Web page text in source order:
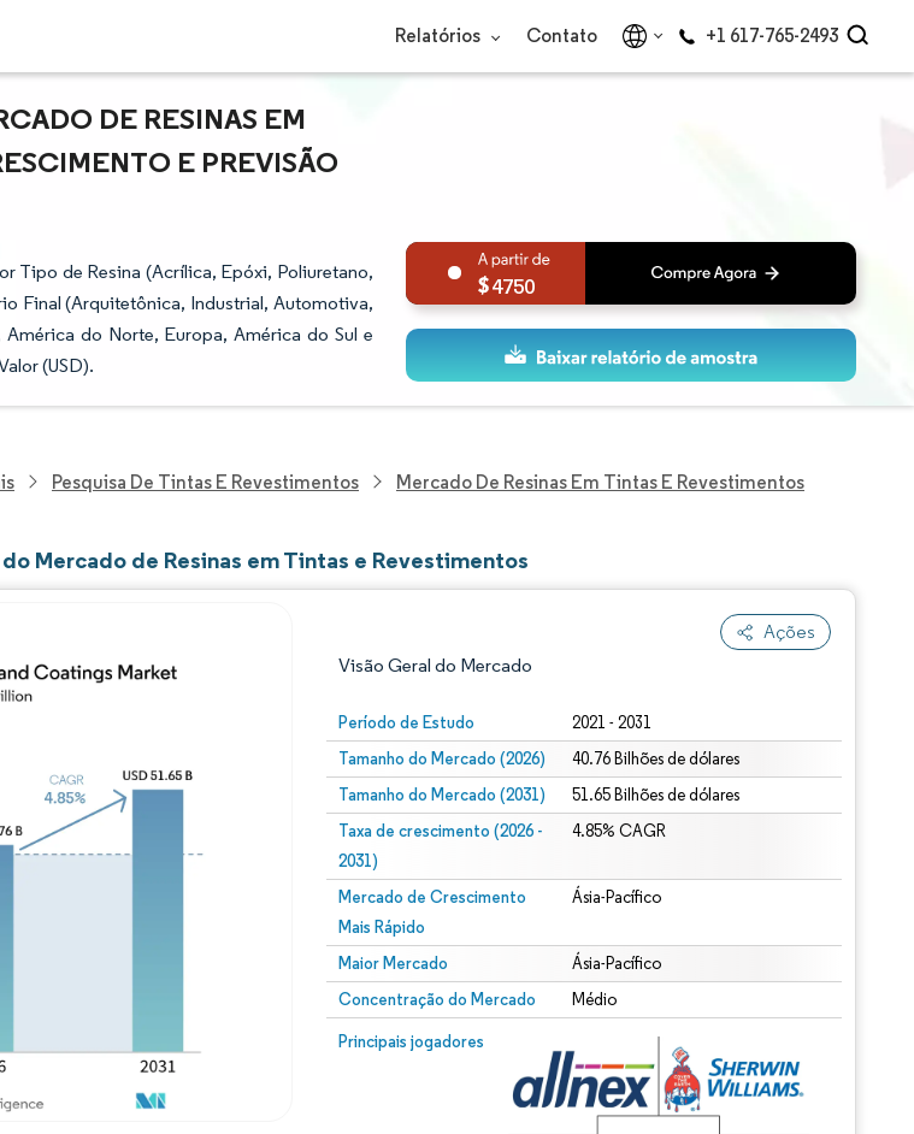
Relatórios Contato +1 617-765-2493
DE RESINAS EM
E PREVISÃO
Tipo de Resina (Acrílica, Epóxi, Poliuretano,
Final (Arquitetônica, Industrial, Automotiva,
do Norte, Europa, América do Sul e
(USD).
4750
Pesquisa De Tintas E Revestimentos Mercado De Resinas Em Tintas E Revestimentos
Mercado de Resinas em Tintas e Revestimentos
Ações
Visão Geral do Mercado
Período de Estudo 2021 - 2031
Tamanho do Mercado (2026) 40.76 Bilhões de dólares
Tamanho do Mercado (2031) 51.65 Bilhões de dólares
Taxa de crescimento (2026 -
2031)
4.85% CAGR
Mercado de Crescimento
Mais Rápido
Ásia-Pacífico
Maior Mercado Ásia-Pacífico
Concentração do Mercado Médio
Principais jogadores
Imagem © Mordor Intelligence. O reuso requer atribuição conforme CC BY 4.0.
Imagem © Mordor Intelligence. O reuso requer atribuição conforme CC BY 4.0.